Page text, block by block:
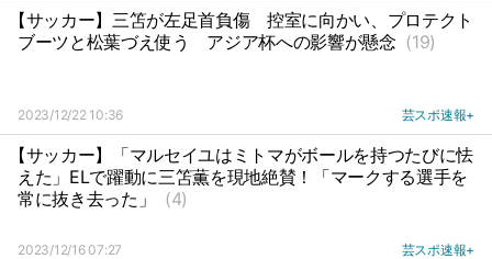
【サッカー】三笘が左足首負傷
控室に向かい、プロテクト
ブーツと松葉づえ使う
アジア杯への影響が懸念 (19)
2023/12/22 10:36 芸スポ速報+
【サッカー】「マルセイユはミトマがボールを持つたびに怯
えた」ELで躍動に三笘薫を現地絶賛！「マークする選手を
常に抜き去った」
(4)
2023/12/16 07:27 芸スポ速報+